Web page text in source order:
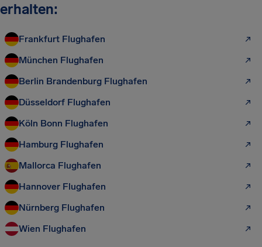
erhalten:
Frankfurt Flughafen
München Flughafen
Berlin Brandenburg Flughafen
Düsseldorf Flughafen
Köln Bonn Flughafen
Hamburg Flughafen
Mallorca Flughafen
Hannover Flughafen
Nürnberg Flughafen
Wien Flughafen